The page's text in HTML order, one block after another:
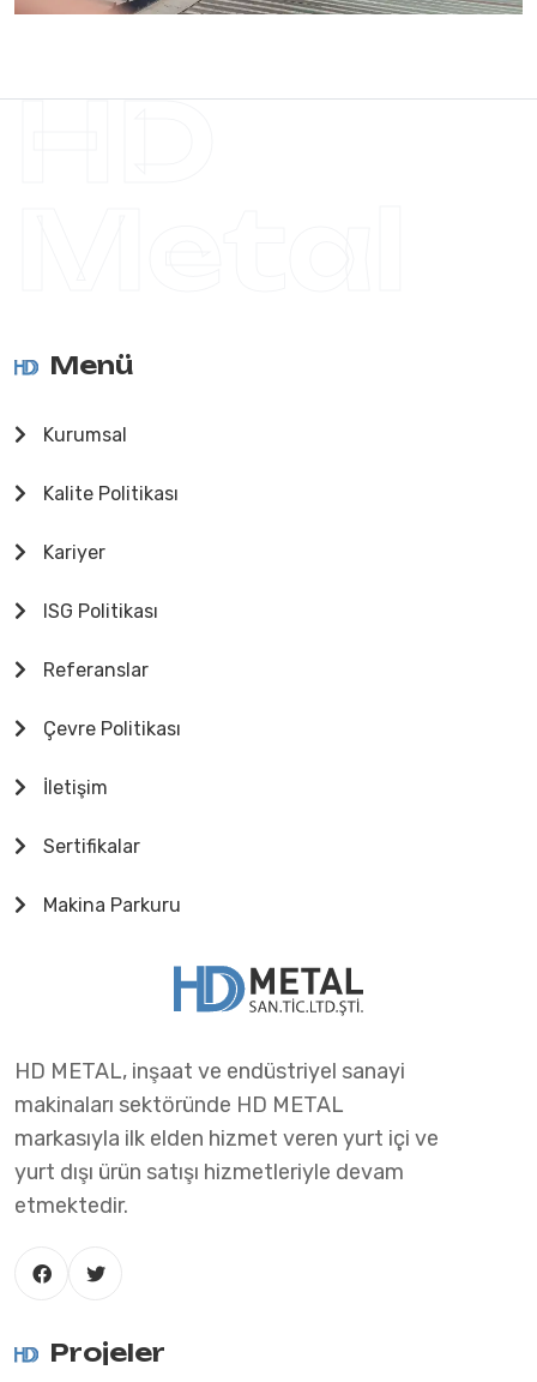
HD
Menü
Kurumsal
Kalite Politikası
Kariyer
ISG Politikası
Referanslar
Çevre Politikası
İletişim
Sertifikalar
Makina Parkuru
HD METAL, inşaat ve endüstriyel sanayi
makinaları sektöründe HD METAL
markasıyla ilk elden hizmet veren yurt içi ve
yurt dışı ürün satışı hizmetleriyle devam
etmektedir.
Projeler